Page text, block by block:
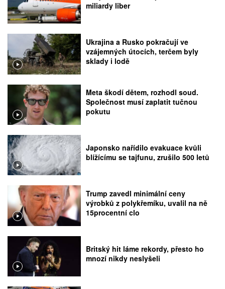
miliardy liber
Ukrajina a Rusko pokračují ve
vzájemných útocích, terčem byly
sklady i lodě
Meta škodí dětem, rozhodl soud.
Společnost musí zaplatit tučnou
pokutu
Japonsko nařídilo evakuace kvůli
blížícímu se tajfunu, zrušilo 500 letů
Trump zavedl minimální ceny
výrobků z polykřemíku, uvalil na ně
15procentní clo
Britský hit láme rekordy, přesto ho
mnozí nikdy neslyšeli